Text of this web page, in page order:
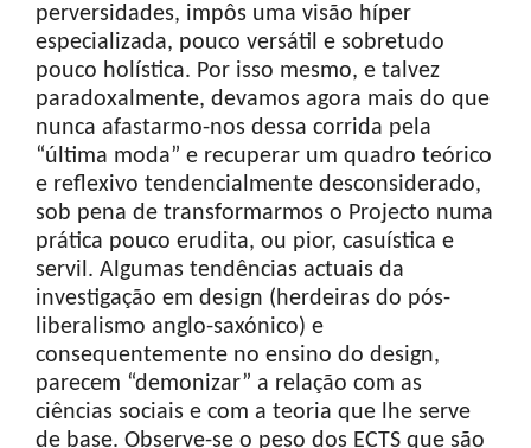
perversidades, impôs uma visão híper
especializada, pouco versátil e sobretudo
pouco holística. Por isso mesmo, e talvez
paradoxalmente, devamos agora mais do que
nunca afastarmo-nos dessa corrida pela
“última moda” e recuperar um quadro teórico
e reflexivo tendencialmente desconsiderado,
sob pena de transformarmos o Projecto numa
prática pouco erudita, ou pior, casuística e
servil. Algumas tendências actuais da
investigação em design (herdeiras do pós-
liberalismo anglo-saxónico) e
consequentemente no ensino do design,
parecem “demonizar” a relação com as
ciências sociais e com a teoria que lhe serve
de base. Observe-se o peso dos ECTS que são